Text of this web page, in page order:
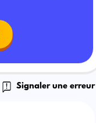
Signaler une erreur